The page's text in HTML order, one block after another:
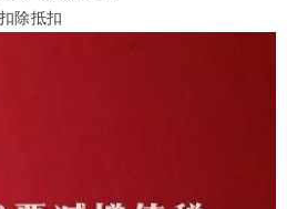
除抵扣